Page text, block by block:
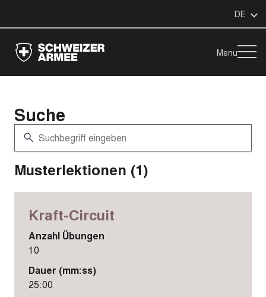
DE
Menu
Suche
Musterlektionen (1)
Kraft-Circuit
Anzahl Übungen
10
Dauer (mm:ss)
25:00